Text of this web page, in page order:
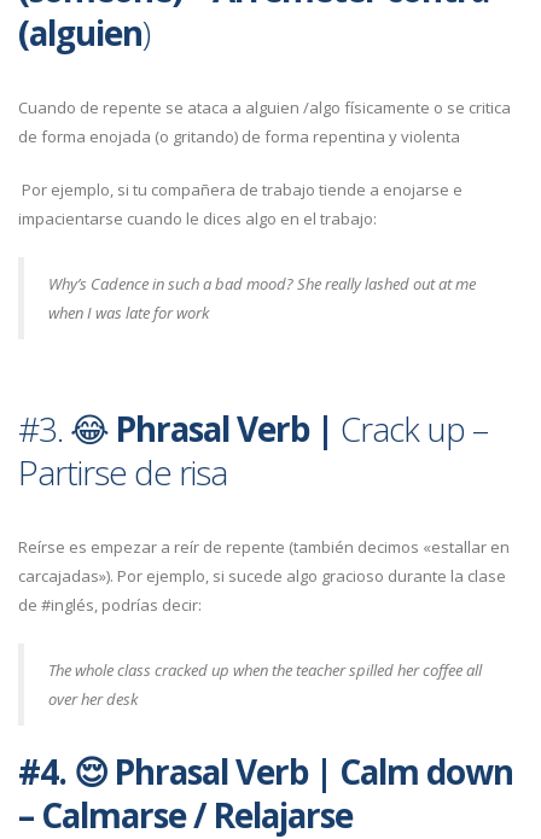
(alguien)
Cuando de repente se ataca a alguien /algo físicamente o se critica
de forma enojada (o gritando) de forma repentina y violenta
Por ejemplo, si tu compañera de trabajo tiende a enojarse e
impacientarse cuando le dices algo en el trabajo:
Why’s Cadence in such a bad mood? She really lashed out at me
when I was late for work
#3. 😂 Phrasal Verb | Crack up –
Partirse de risa
Reírse es empezar a reír de repente (también decimos «estallar en
carcajadas»). Por ejemplo, si sucede algo gracioso durante la clase
de #inglés, podrías decir:
The whole class cracked up when the teacher spilled her coffee all
over her desk
#4. 😌 Phrasal Verb| Calm down
– Calmarse / Relajarse